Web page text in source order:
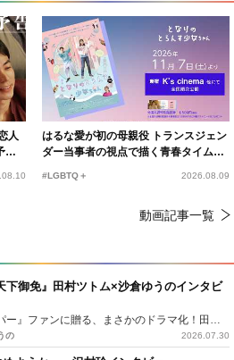
人
告
はるな愛が初の母親役 トランスジェン
ダー当事者の視点で描く青春タイムス
#LGBTQ＋ 2026.08.09
動画記事一覧
下御免』田村ツトム×沙倉ゆうのインタビ
『侍タイムスリッパー』ファンに贈る、まさかのドラマ化！田村ツトム×沙倉ゆうのが語る『心配無用ノ介』撮影秘話
の 2026.07.30